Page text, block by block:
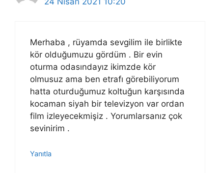
Merhaba , rüyamda sevgilim ile birlikte
kör olduğumuzu gördüm . Bir evin
oturma odasındayız ikimzde kör
olmusuz ama ben etrafı görebiliyorum
hatta oturduğumuz koltuğun karşısında
kocaman siyah bir televizyon var ordan
film izleyecekmişiz . Yorumlarsanız çok
sevinirim .
Yanıtla